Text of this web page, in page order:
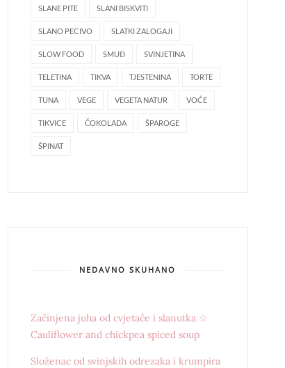
SLANE PITE SLANI BISKVITI
SLANO PECIVO SLATKI ZALOGAJI
SLOW FOOD SMUĐ SVINJETINA
TELETINA TIKVA TJESTENINA TORTE
TUNA VEGE VEGETA NATUR VOĆE
TIKVICE ČOKOLADA ŠPAROGE
ŠPINAT
NEDAVNO SKUHANO
Začinjena juha od cvjetače i slanutka ☆
Cauliflower and chickpea spiced soup
Složenac od svinjskih odrezaka i krumpira